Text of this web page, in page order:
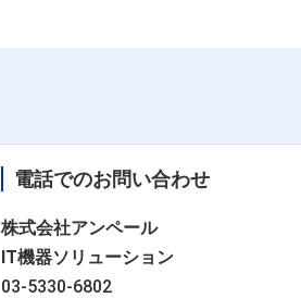
電話でのお問い合わせ
株式会社アンペール
IT機器ソリューション
03-5330-6802